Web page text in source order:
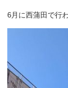
6月に西蒲田で行